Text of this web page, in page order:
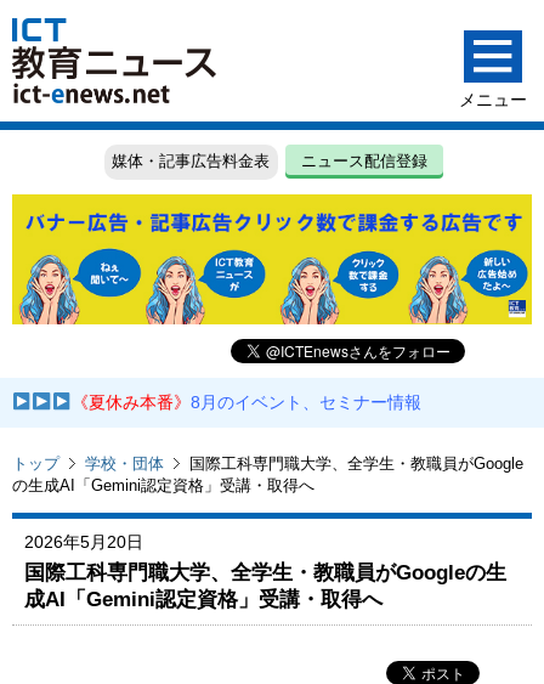
媒体・記事広告料金表 ニュース配信登録
《夏休み本番》8月のイベント、セミナー情報
トップ 学校・団体
国際工科専門職大学、全学生・教職員がGoogle
の生成AI「Gemini認定資格」受講・取得へ
2026年5月20日
国際工科専門職大学、全学生・教職員がGoogleの生
成AI「Gemini認定資格」受講・取得へ